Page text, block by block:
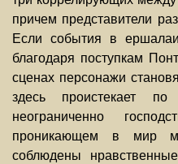
причем представители
Если события в
благодаря поступкам
сценах персонажи
здесь проистекает
неограниченно
проникающем в мир
соблюдены